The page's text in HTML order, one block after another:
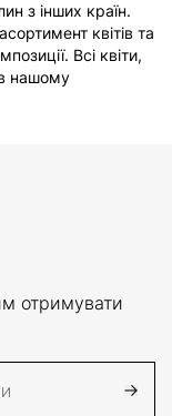
з інших країн.
квітів та
Всі квіти,
нашому
отримувати